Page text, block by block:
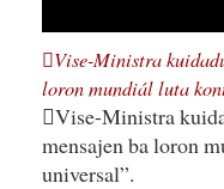
Vise-Ministra
loron mundiál luta
Vise-Ministra
mensajen ba loron
universal”.